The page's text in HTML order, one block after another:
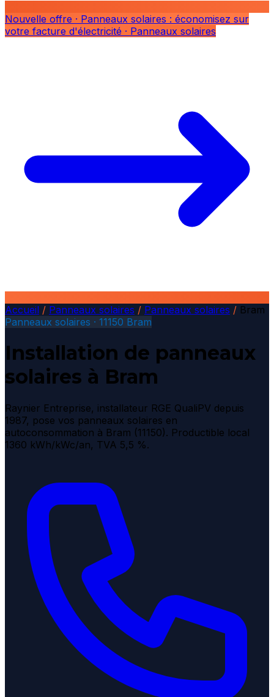
Nouvelle offre · Panneaux solaires : économisez sur
votre facture d'électricité · Panneaux solaires
Accueil / Panneaux solaires / Panneaux solaires / Bram
Panneaux solaires · 11150 Bram
Installation de panneaux
solaires à Bram
Raynier Entreprise, installateur RGE QualiPV depuis
1987, pose vos panneaux solaires en
autoconsommation à Bram (11150). Productible local
1360 kWh/kWc/an, TVA 5,5 %.